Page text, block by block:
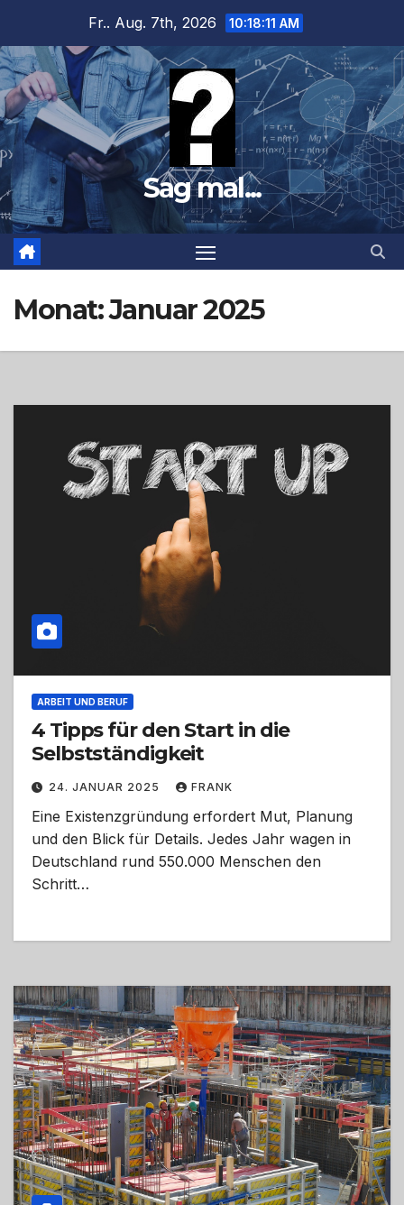
springen
Fr.. Aug. 7th, 2026 10:18:13 AM
Sag mal...
Monat:Januar 2025
ARBEIT UND BERUF
4 Tipps für den Start in die
Selbstständigkeit
24. JANUAR 2025 FRANK
Eine Existenzgründung erfordert Mut, Planung
und den Blick für Details. Jedes Jahr wagen in
Deutschland rund 550.000 Menschen den
Schritt…